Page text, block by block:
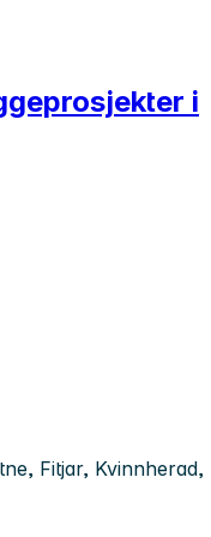
i
Fitjar, Kvinnherad,